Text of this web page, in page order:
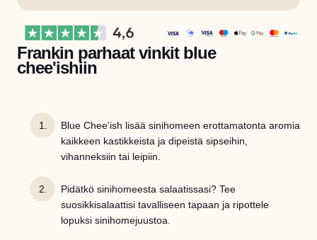
Frankin parhaat vinkit blue
chee'ishiin
Blue Chee'ish lisää sinihomeen erottamatonta aromia
kaikkeen kastikkeista ja dipeistä sipseihin,
vihanneksiin tai leipiin.
Pidätkö sinihomeesta salaatissasi? Tee
suosikkisalaattisi tavalliseen tapaan ja ripottele
lopuksi sinihomejuustoa.